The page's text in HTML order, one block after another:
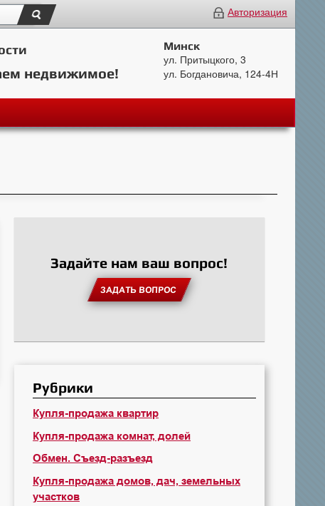
Авторизация
недвижимое!
Минск
ул. Притыцкого, 3
ул. Богдановича, 124-4Н
Задайте нам ваш вопрос!
ЗАДАТЬ ВОПРОС
Рубрики
Купля-продажа квартир
Купля-продажа комнат, долей
Обмен. Съезд-разъезд
Купля-продажа домов, дач, земельных
участков